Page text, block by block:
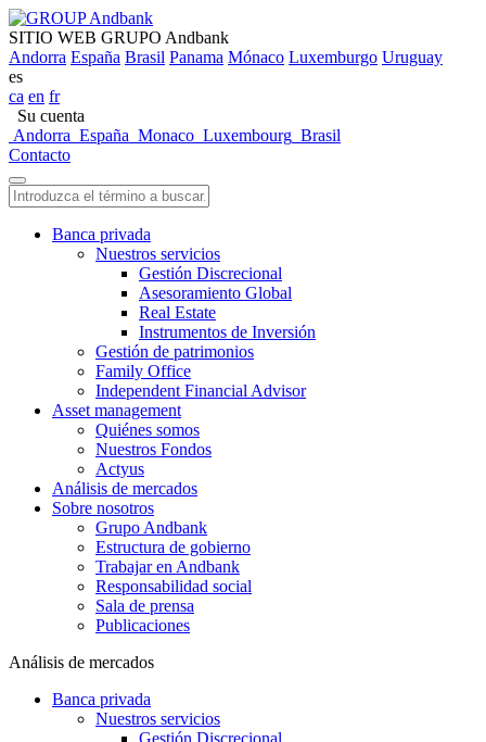
SITIO WEB GRUPO Andbank
Andorra España Brasil Panama Mónaco Luxemburgo Uruguay
es
ca en fr
Su cuenta
Andorra España Monaco Luxembourg Brasil
Contacto
Banca privada
Nuestros servicios
Gestión Discrecional
Asesoramiento Global
Real Estate
Instrumentos de Inversión
Gestión de patrimonios
Family Office
Independent Financial Advisor
Asset management
Quiénes somos
Nuestros Fondos
Actyus
Análisis de mercados
Sobre nosotros
Grupo Andbank
Estructura de gobierno
Trabajar en Andbank
Responsabilidad social
Sala de prensa
Publicaciones
Análisis de mercados
Banca privada
Nuestros servicios
Gestión Discrecional